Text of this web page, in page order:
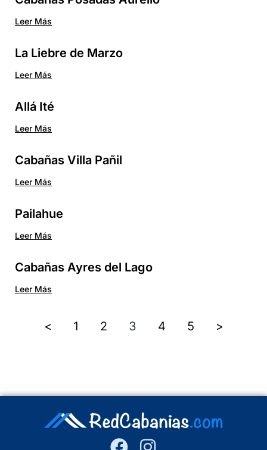
Leer Más
La Liebre de Marzo
Leer Más
Allá Ité
Leer Más
Cabañas Villa Pañil
Leer Más
Pailahue
Leer Más
Cabañas Ayres del Lago
Leer Más
< 1 2 3 4 5 >